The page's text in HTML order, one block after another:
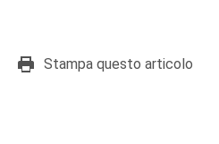
Stampa questo articolo